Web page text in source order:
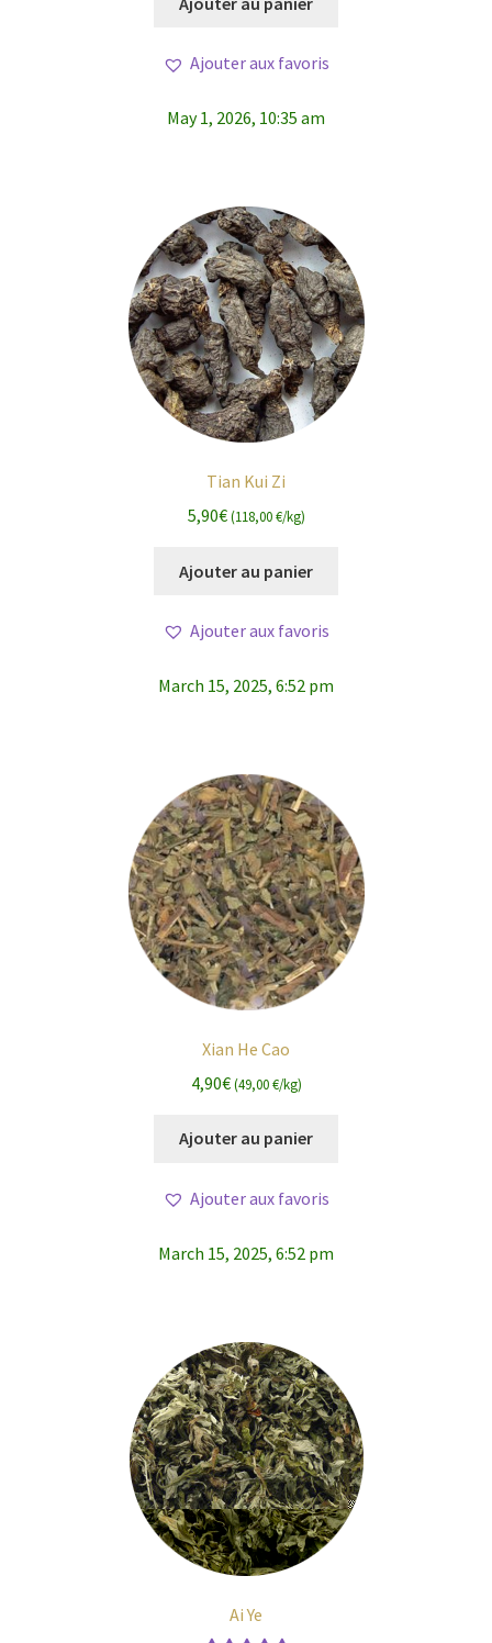
Ajouter aux favoris
May 1, 2026, 10:35 am
Tian Kui Zi
5,90€(118,00 €/kg)
Ajouter au panier
Ajouter aux favoris
March 15, 2025, 6:52 pm
Xian He Cao
4,90€(49,00 €/kg)
Ajouter au panier
Ajouter aux favoris
March 15, 2025, 6:52 pm
Ai Ye